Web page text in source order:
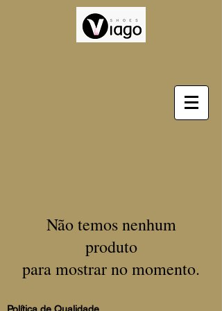
Não temos nenhum
produto
para mostrar no momento.